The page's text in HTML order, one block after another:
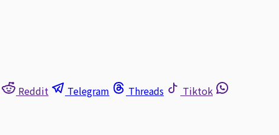
Reddit Telegram Threads
Tiktok